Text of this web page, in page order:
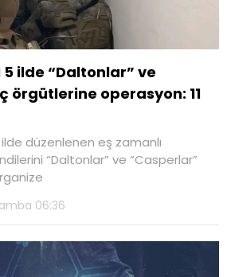
ilde “Daltonlar” ve
örgütlerine operasyon: 11
düzenlenen eş zamanlı
“Daltonlar” ve “Casperlar”
06:36